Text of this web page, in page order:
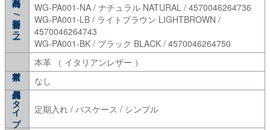
型番/カラー
WG-PA001-NA / ナチュラル NATURAL / 4570046264736
WG-PA001-LB / ライトブラウン LIGHTBROWN /
4570046264743
WG-PA001-BK / ブラック BLACK / 4570046264750
本革 （ イタリアンレザー ）
なし
タイプ 定期入れ / パスケース / シンプル